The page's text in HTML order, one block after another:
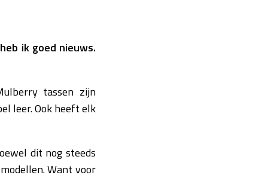
ik goed nieuws.
tassen zijn
leer. Ook heeft elk
dit nog steeds
Want voor